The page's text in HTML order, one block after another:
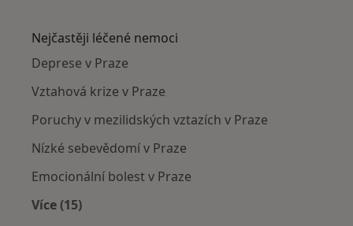
Nejčastěji léčené nemoci
Deprese v Praze
Vztahová krize v Praze
Poruchy v mezilidských vztazích v Praze
Nízké sebevědomí v Praze
Emocionální bolest v Praze
Více (15)